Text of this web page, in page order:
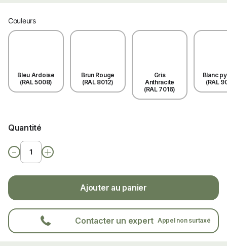
Couleurs
Bleu Ardoise
(RAL 5008)
Brun Rouge
(RAL 8012)
Gris
Anthracite
(RAL 7016)
Blanc
(RAL
Quantité
- +
Contacter un expert Appel non surtaxé
Ajouter au panier